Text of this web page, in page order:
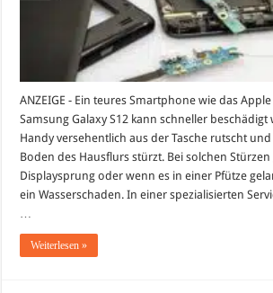
ANZEIGE - Ein teures Smartphone wie das
Samsung Galaxy S12 kann schneller
Handy versehentlich aus der Tasche rutscht
Boden des Hausflurs stürzt. Bei solchen
Displaysprung oder wenn es in einer Pfütze
ein Wasserschaden. In einer spezialisierten
Weiterlesen »